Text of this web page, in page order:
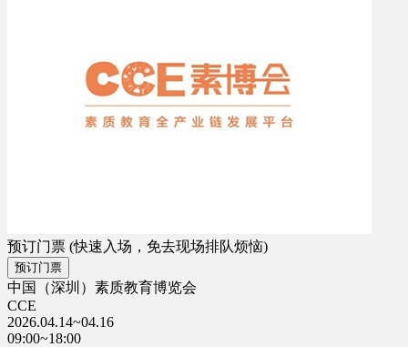
预订门票 (快速入场，免去现场排队烦恼)
预订门票
中国（深圳）素质教育博览会
CCE
2026.04.14~04.16
09:00~18:00